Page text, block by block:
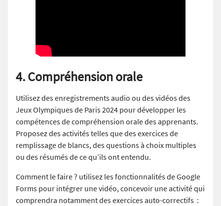
4. Compréhension orale
Utilisez des enregistrements audio ou des vidéos des
Jeux Olympiques de Paris 2024 pour développer les
compétences de compréhension orale des apprenants.
Proposez des activités telles que des exercices de
remplissage de blancs, des questions à choix multiples
ou des résumés de ce qu’ils ont entendu.
Comment le faire ? utilisez les fonctionnalités de Google
Forms pour intégrer une vidéo, concevoir une activité qui
comprendra notamment des exercices auto-correctifs :